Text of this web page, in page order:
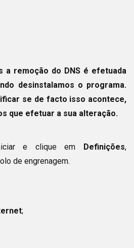
a remoção do DNS é efetuada
desinstalamos o programa.
se de facto isso acontece,
que efetuar a sua alteração.
e clique em Definições,
de engrenagem.
;